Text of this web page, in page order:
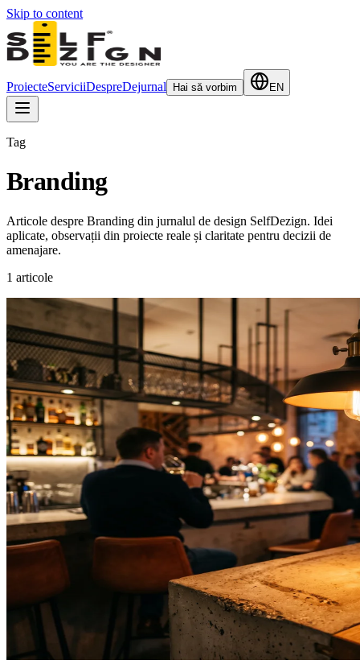
Skip to content
ProiecteServiciiDespreDejurnal Hai să vorbim EN
Tag
Branding
Articole despre Branding din jurnalul de design SelfDezign. Idei
aplicate, observații din proiecte reale și claritate pentru decizii de
amenajare.
1 articole